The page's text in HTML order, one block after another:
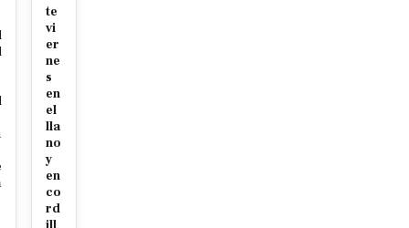
te
vi
er
ne
s
en
el
lla
no
y
en
co
rd